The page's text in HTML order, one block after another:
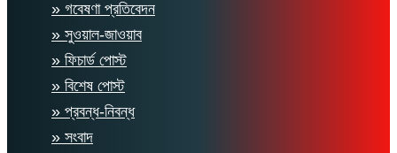
» গবেষণা প্রতিবেদন
» সুওয়াল-জাওয়াব
» ফিচার্ড পোস্ট
» বিশেষ পোস্ট
» প্রবন্ধ-নিবন্ধ
» সংবাদ